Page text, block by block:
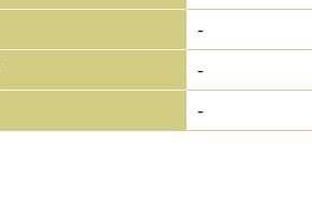
-
-
-